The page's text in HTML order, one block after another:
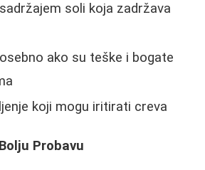
soli koja zadržava
ako su teške i bogate
koji mogu iritirati creva
Probavu